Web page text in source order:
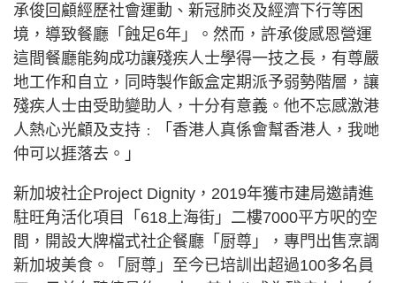
承俊回顧經歷社會運動、新冠肺炎及經濟下行等困
境，導致餐廳「蝕足6年」。然而，許承俊感恩營運
這間餐廳能夠成功讓殘疾人士學得一技之長，有尊嚴
地工作和自立，同時製作飯盒定期派予弱勢階層，讓
殘疾人士由受助變助人，十分有意義。他不忘感激港
人熱心光顧及支持﹕「香港人真係會幫香港人，我哋
仲可以捱落去。」
新加坡社企Project Dignity，2019年獲市建局邀請進
駐旺角活化項目「618上海街」二樓7000平方呎的空
間，開設大牌檔式社企餐廳「厨尊」，專門出售烹調
新加坡美食。「厨尊」至今已培訓出超過100多名員